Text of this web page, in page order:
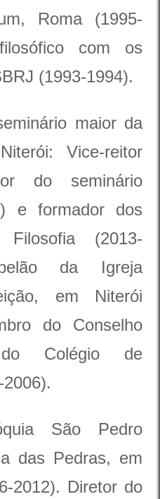
Roma (1995-
com os
(1993-1994).
maior da
Vice-reitor
do seminário
e formador dos
Filosofia (2013-
da Igreja
em Niterói
do Conselho
Colégio de
São Pedro
das Pedras, em
2012). Diretor do